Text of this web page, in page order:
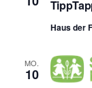
Haus der
MO.
10